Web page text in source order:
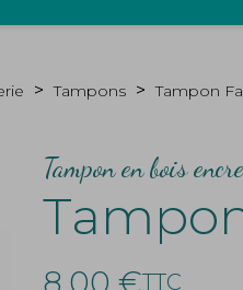
Tampons Tampon
Tampon en bois
8,00 €TTC